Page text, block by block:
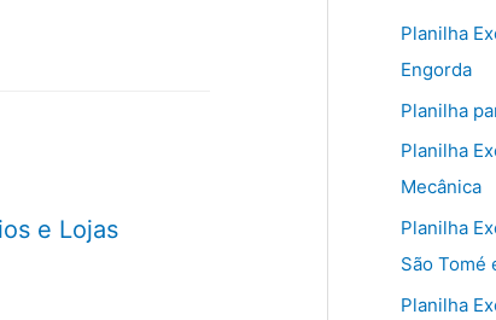
e Lojas
Planilha
Engorda
Planilha
Planilha
Mecânica
Planilha
São Tomé
Planilha